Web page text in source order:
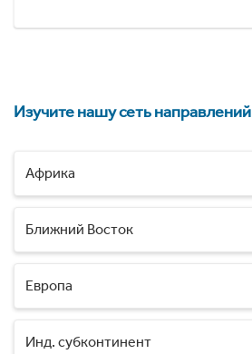
Изучите нашу сеть направлений
Африка
Ближний Восток
Европа
Инд. субконтинент